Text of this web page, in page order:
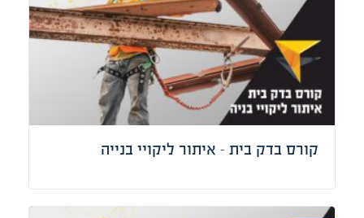
קורס בדק בית – איתור ליקויי בנייה